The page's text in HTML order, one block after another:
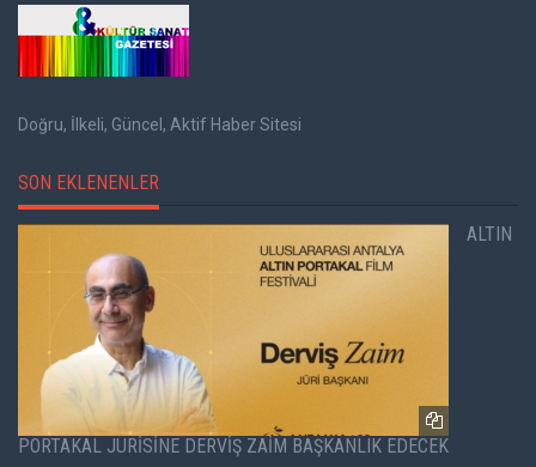
Doğru, İlkeli, Güncel, Aktif Haber Sitesi
SON EKLENENLER
ALTIN
PORTAKAL JÜRİSİNE DERVİŞ ZAİM BAŞKANLIK EDECEK